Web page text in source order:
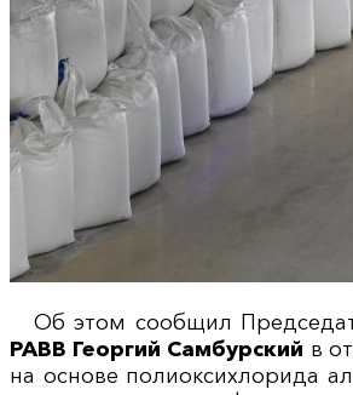
Об этом сообщил
РАВВ Георгий Самбурский в
на основе полиоксихлорида